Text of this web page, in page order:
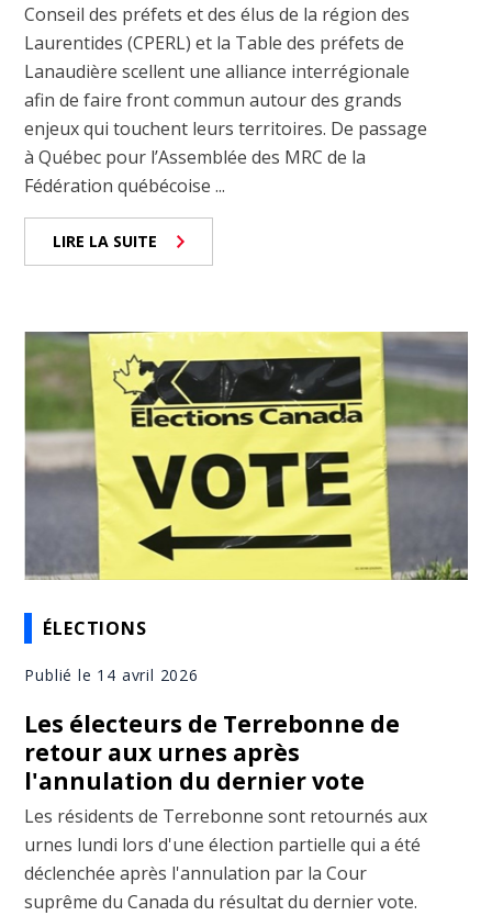
Conseil des préfets et des élus de la région des
Laurentides (CPERL) et la Table des préfets de
Lanaudière scellent une alliance interrégionale
afin de faire front commun autour des grands
enjeux qui touchent leurs territoires. De passage
à Québec pour l’Assemblée des MRC de la
Fédération québécoise ...
LIRE LA SUITE
ÉLECTIONS
Publié le 14 avril 2026
Les électeurs de Terrebonne de
retour aux urnes après
l'annulation du dernier vote
Les résidents de Terrebonne sont retournés aux
urnes lundi lors d'une élection partielle qui a été
déclenchée après l'annulation par la Cour
suprême du Canada du résultat du dernier vote.